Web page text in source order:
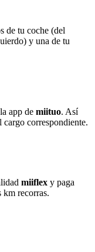
de tu coche (del
y una de tu
app de miituo. Así
cargo correspondiente.
miiflex y paga
km recorras.